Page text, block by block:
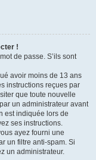
!
de passe. S’ils sont
avoir moins de 13 ans
instructions reçues par
que toute nouvelle
un administrateur avant
est indiquée lors de
ses instructions.
ayez fourni une
un filtre anti-spam. Si
un administrateur.